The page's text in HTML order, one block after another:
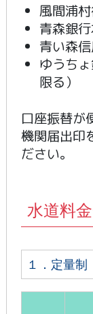
風間浦
青森銀
青い森
ゆうち
限る）
口座振替が
機関届出印
ださい。
水道料
１．定量制